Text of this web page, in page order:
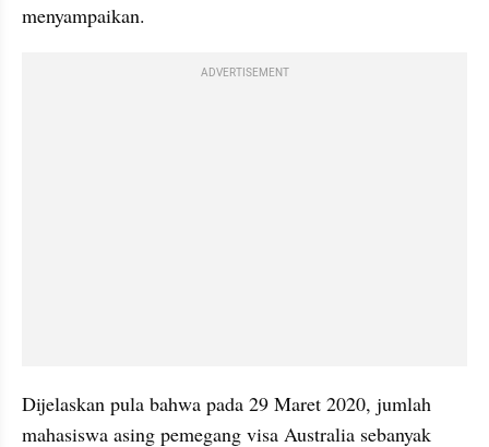
menyampaikan.
ADVERTISEMENT
Dijelaskan pula bahwa pada 29 Maret 2020, jumlah
mahasiswa asing pemegang visa Australia sebanyak